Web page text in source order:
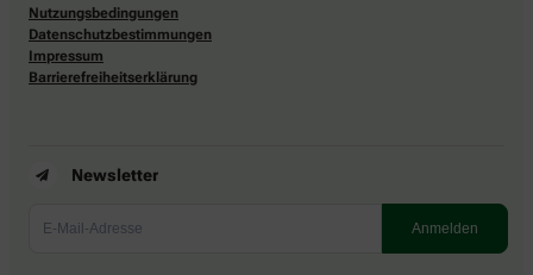
Nutzungsbedingungen
Datenschutzbestimmungen
Impressum
Barrierefreiheitserklärung
Newsletter